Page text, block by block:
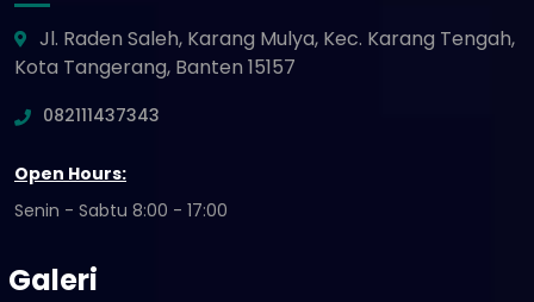
Jl. Raden Saleh, Karang Mulya, Kec. Karang Tengah,
Kota Tangerang, Banten 15157
082111437343
Open Hours:
Senin - Sabtu 8:00 - 17:00
Galeri